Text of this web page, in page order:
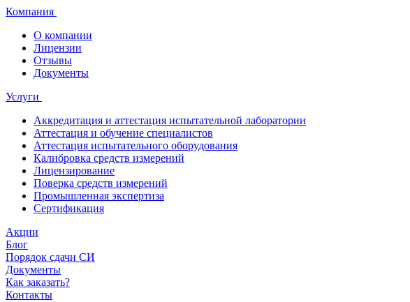
Компания
О компании
Лицензии
Отзывы
Документы
Услуги
Аккредитация и аттестация испытательной лаборатории
Аттестация и обучение специалистов
Аттестация испытательного оборудования
Калибровка средств измерений
Лицензирование
Поверка средств измерений
Промышленная экспертиза
Сертификация
Акции
Блог
Порядок сдачи СИ
Документы
Как заказать?
Контакты